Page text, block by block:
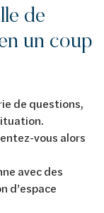
de
un coup
de questions,
vous alors
avec des
d’espace